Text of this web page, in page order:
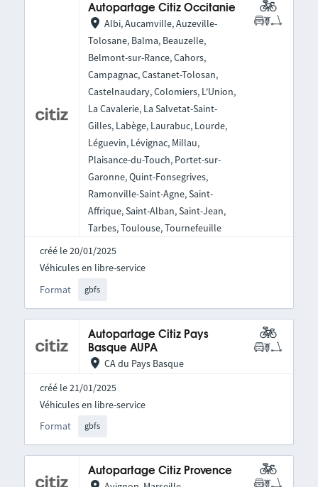
Autopartage Citiz Occitanie
Albi, Aucamville, Auzeville-
Tolosane, Balma, Beauzelle,
Belmont-sur-Rance, Cahors,
Campagnac, Castanet-Tolosan,
Castelnaudary, Colomiers, L'Union,
La Cavalerie, La Salvetat-Saint-
Gilles, Labège, Laurabuc, Lourde,
Léguevin, Lévignac, Millau,
Plaisance-du-Touch, Portet-sur-
Garonne, Quint-Fonsegrives,
Ramonville-Saint-Agne, Saint-
Affrique, Saint-Alban, Saint-Jean,
Tarbes, Toulouse, Tournefeuille
créé le 20/01/2025
Format gbfs
Véhicules en libre-service
Autopartage Citiz Pays
Basque AUPA
CA du Pays Basque
créé le 21/01/2025
Format gbfs
Véhicules en libre-service
Autopartage Citiz Provence